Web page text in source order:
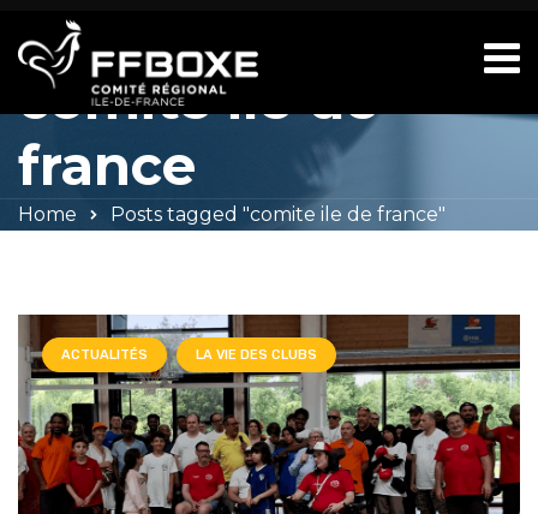
Tag Archives:
comite ile de
france
Home Posts tagged "comite ile de france"
ACTUALITÉS LA VIE DES CLUBS